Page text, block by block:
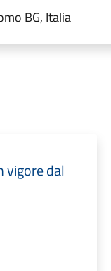
BG, Italia
vigore dal